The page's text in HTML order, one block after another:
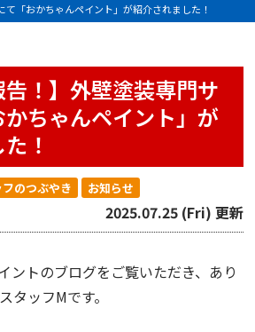
「おかちゃんペイント」が紹介されました！
告！】外壁塗装専門サ
ちゃんペイント」が
！
のつぶやき お知らせ
2025.07.25 (Fri) 更新
ントのブログをご覧いただき、あり
タッフMです。